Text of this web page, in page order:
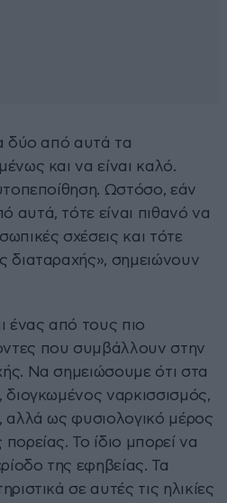
δύο από αυτά τα
και να είναι καλό.
Ωστόσο, εάν
αυτά, τότε είναι πιθανό να
σχέσεις και τότε
διαταραχής», σημειώνουν
ένας από τους πιο
που συμβάλλουν στην
Να σημειώσουμε ότι στα
διογκωμένος ναρκισσισμός,
αλλά ως φυσιολογικό μέρος
Το ίδιο μπορεί να
της εφηβείας. Τα
σε αυτές τις ηλικίες